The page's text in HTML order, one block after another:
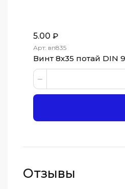
5.00 ₽
Арт: вп835
Винт 8х35 потай DIN
Отзывы